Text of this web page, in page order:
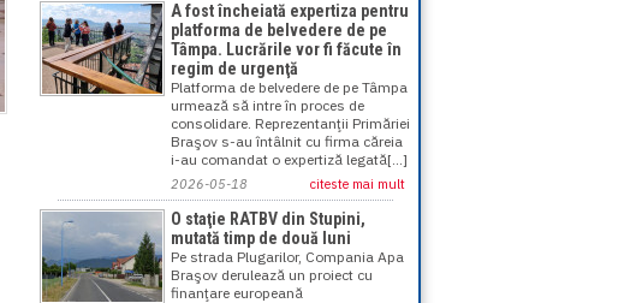
A fost încheiată expertiza pentru
platforma de belvedere de pe
Tâmpa. Lucrările vor fi făcute în
regim de urgenţă
Platforma de belvedere de pe Tâmpa
urmează să intre în proces de
consolidare. Reprezentanţii Primăriei
Braşov s-au întâlnit cu firma căreia
i-au comandat o expertiză legată[...]
2026-05-18 citeste mai mult
O staţie RATBV din Stupini,
mutată timp de două luni
Pe strada Plugarilor, Compania Apa
Braşov derulează un proiect cu
finanţare europeană